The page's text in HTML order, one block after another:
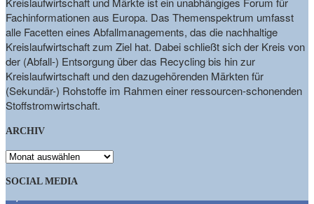
Fachinformationen aus Europa. Das Themenspektrum umfasst
alle Facetten eines Abfallmanagements, das die nachhaltige
Kreislaufwirtschaft zum Ziel hat. Dabei schließt sich der Kreis von
der (Abfall-) Entsorgung über das Recycling bis hin zur
Kreislaufwirtschaft und den dazugehörenden Märkten für
(Sekundär-) Rohstoffe im Rahmen einer ressourcen-schonenden
Stoffstromwirtschaft.
ARCHIV
ARCHIV
SOCIAL MEDIA